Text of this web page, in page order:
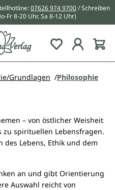
07626 974 9700/ Schreiben
Fr 8-20 Uhr, Sa 8-12 Uhr)
Du hast 0
Grundlagen Philosophie
– von östlicher Weisheit
zu spirituellen Lebensfragen.
des Lebens, Ethik und dem
an und gibt Orientierung
Auswahl reicht von